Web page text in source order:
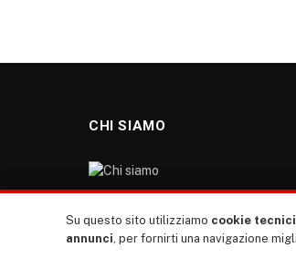
CHI SIAMO
nostro sito giornale è l’erede di
Su questo sito utilizziamo cookie tecnici
annunci, per fornirti una navigazione